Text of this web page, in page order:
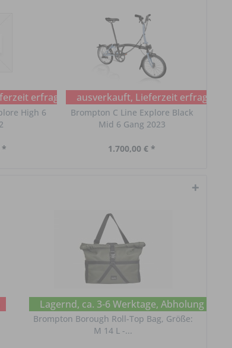
erfragen
High 6
*
ausverkauft, Lieferzeit erfragen
Brompton C Line Explore Black
Mid 6 Gang 2023
1.700,00 € *
Lagernd, ca. 3-6 Werktage, Abholung im
Brompton Borough Roll-Top Bag, Größe:
M 14 L -...